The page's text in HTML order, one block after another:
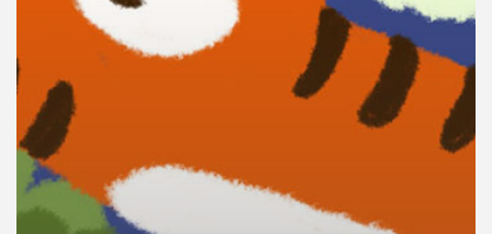
เพลง
บทความ